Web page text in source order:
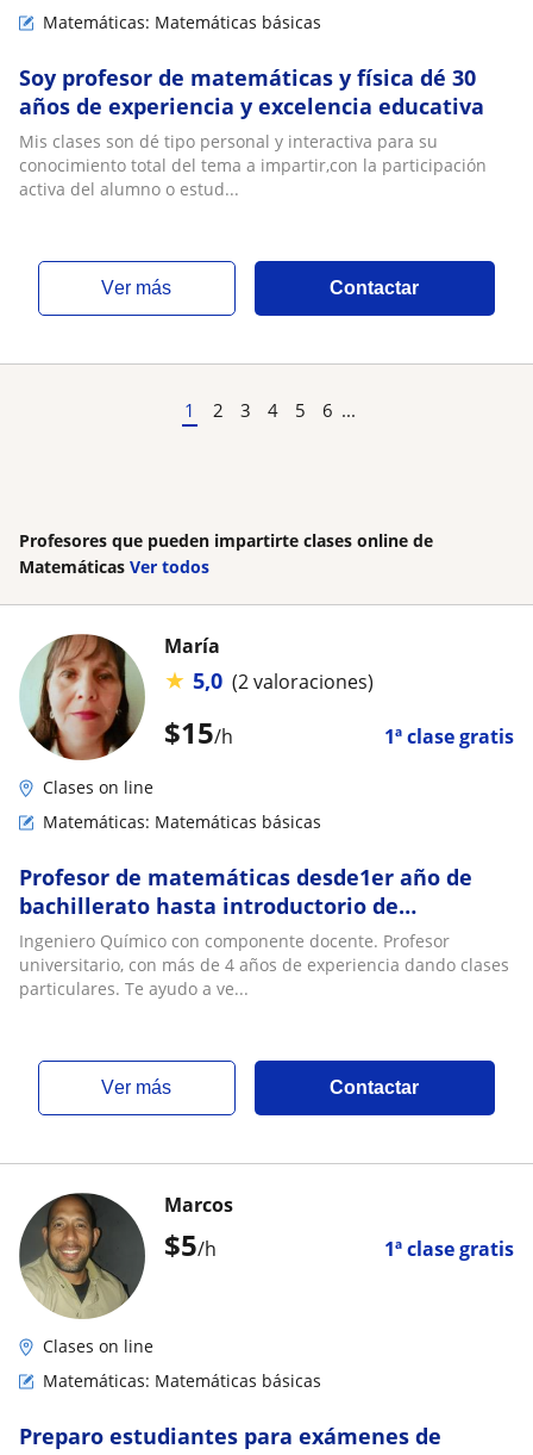
Matemáticas: Matemáticas básicas
Soy profesor de matemáticas y física dé 30
años de experiencia y excelencia educativa
Mis clases son dé tipo personal y interactiva para su
conocimiento total del tema a impartir,con la participación
activa del alumno o estud...
ver más Contactar
1 2 3 4 5 6 ...
Profesores que pueden impartirte clases online de
Matemáticas Ver todos
$15/h 1ª clase gratis
María
★ 5,0 (2 valoraciones)
Clases on line
Matemáticas: Matemáticas básicas
Profesor de matemáticas desde1er año de
bachillerato hasta introductorio de
ingeniería
Ingeniero Químico con componente docente. Profesor
universitario, con más de 4 años de experiencia dando clases
particulares. Te ayudo a ve...
ver más Contactar
$5/h 1ª clase gratis
Marcos
Clases on line
Matemáticas: Matemáticas básicas
Preparo estudiantes para exámenes de